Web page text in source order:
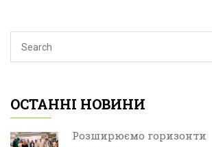
ОСТАННІ НОВИНИ
Розширюємо горизонти